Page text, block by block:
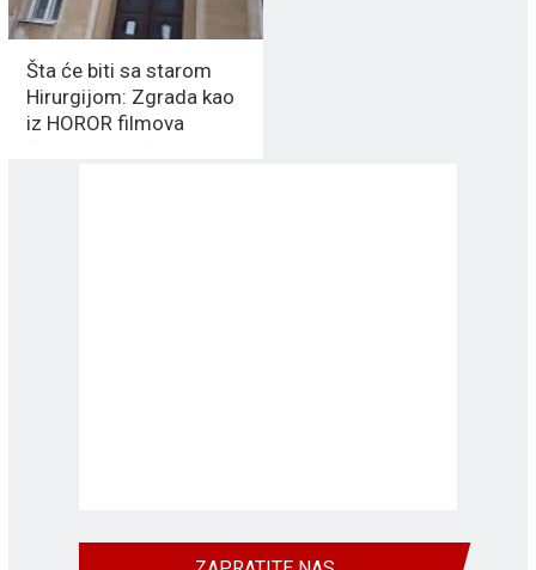
Šta će biti sa starom
Hirurgijom: Zgrada kao
iz HOROR filmova
(FOTO/VIDEO)